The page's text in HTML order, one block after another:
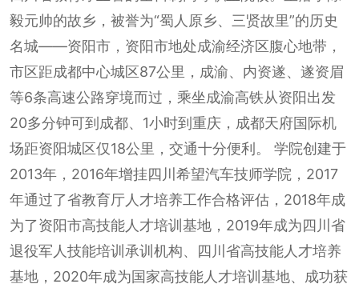
毅元帅的故乡，被誉为“蜀人原乡、三贤故里”的历史
名城——资阳市，资阳市地处成渝经济区腹心地带，
市区距成都中心城区87公里，成渝、内资遂、遂资眉
等6条高速公路穿境而过，乘坐成渝高铁从资阳出发
20多分钟可到成都、1小时到重庆，成都天府国际机
场距资阳城区仅18公里，交通十分便利。 学院创建于
2013年，2016年增挂四川希望汽车技师学院，2017
年通过了省教育厅人才培养工作合格评估，2018年成
为了资阳市高技能人才培训基地，2019年成为四川省
退役军人技能培训承训机构、四川省高技能人才培养
基地，2020年成为国家高技能人才培训基地、成功获